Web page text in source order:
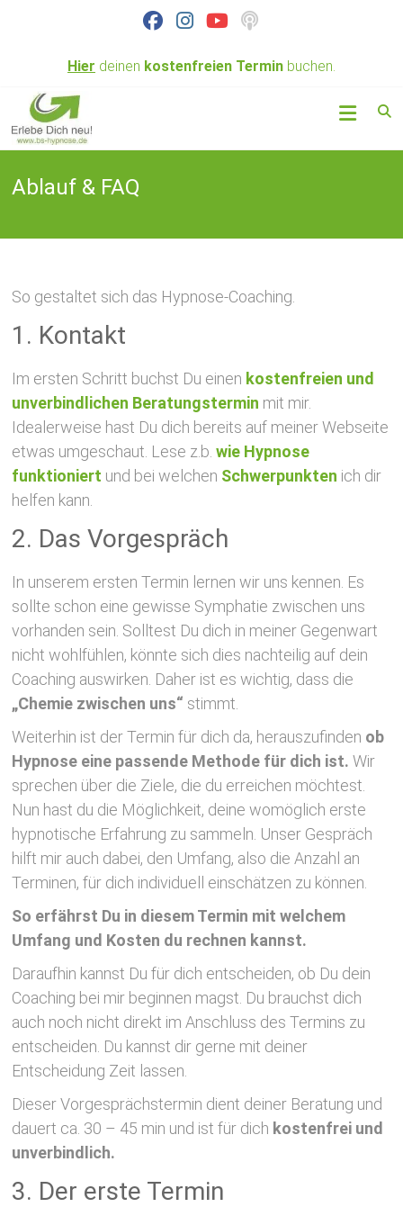
Hier deinen kostenfreien Terminbuchen.
BS
Hypnose
&
Coaching
Hypnose nahe
Braunschweig
Ablauf & FAQ
So gestaltet sich das Hypnose-Coaching.
1. Kontakt
Im ersten Schritt buchst Du einen kostenfreien und
unverbindlichen Beratungstermin mit mir.
Idealerweise hast Du dich bereits auf meiner Webseite
etwas umgeschaut. Lese z.b.wie Hypnose
funktioniert und bei welchen Schwerpunkten ich dir
helfen kann.
2. Das Vorgespräch
In unserem ersten Termin lernen wir uns kennen. Es
sollte schon eine gewisse Symphatie zwischen uns
vorhanden sein. Solltest Du dich in meiner Gegenwart
nicht wohlfühlen, könnte sich dies nachteilig auf dein
Coaching auswirken. Daher ist es wichtig, dass die
„Chemie zwischen uns“ stimmt.
Weiterhin ist der Termin für dich da, herauszufinden ob
Hypnose eine passende Methode für dich ist. Wir
sprechen über die Ziele, die du erreichen möchtest.
Nun hast du die Möglichkeit, deine womöglich erste
hypnotische Erfahrung zu sammeln. Unser Gespräch
hilft mir auch dabei, den Umfang, also die Anzahl an
Terminen, für dich individuell einschätzen zu können.
So erfährst Du in diesem Termin mit welchem
Umfang und Kosten du rechnen kannst.
Daraufhin kannst Du für dich entscheiden, ob Du dein
Coaching bei mir beginnen magst. Du brauchst dich
auch noch nicht direkt im Anschluss des Termins zu
entscheiden. Du kannst dir gerne mit deiner
Entscheidung Zeit lassen.
Dieser Vorgesprächstermin dient deiner Beratung und
dauert ca. 30 – 45 min und ist für dich kostenfrei und
unverbindlich.
3. Der erste Termin